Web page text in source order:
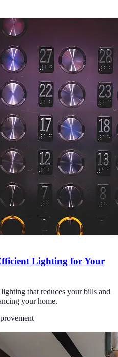
Lighting for Your
that reduces your bills and
your home.